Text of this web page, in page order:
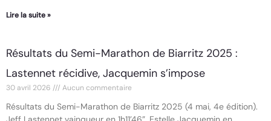
Lire la suite »
Résultats du Semi-Marathon de Biarritz 2025 :
Lastennet récidive, Jacquemin s’impose
30 avril 2026 Aucun commentaire
Résultats du Semi-Marathon de Biarritz 2025 (4 mai, 4e édition).